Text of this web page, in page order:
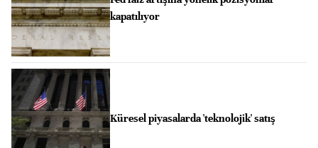
kapatılıyor
Küresel piyasalarda 'teknolojik' satış